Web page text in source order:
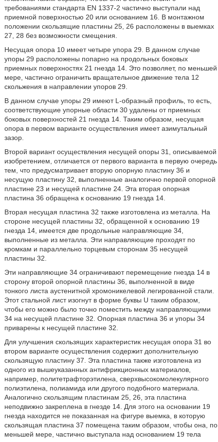
требованиями стандарта EN 1337-2 частично выступали над
приемной поверхностью 20 или основанием 16. В монтажном
положении скользящие пластины 25, 26 расположены в выемках
27, 28 без возможности смещения.
Несущая опора 10 имеет четыре упора 29. В данном случае
упоры 29 расположены попарно на продольных боковых
приемных поверхностях 21 гнезда 14. Это позволяет, по меньшей
мере, частично ограничить вращательное движение тела 12
скольжения в направлении упоров 29.
В данном случае упоры 29 имеют L-образный профиль, то есть,
соответствующие упорные области 30 удалены от приемных
боковых поверхностей 21 гнезда 14. Таким образом, несущая
опора в первом варианте осуществления имеет азимутальный
зазор.
Второй вариант осуществления несущей опоры 31, описываемой
изобретением, отличается от первого варианта в первую очередь
тем, что предусматривает вторую опорную пластину 36 и
несущую пластину 32, выполненные аналогично первой опорной
пластине 23 и несущей пластине 24. Эта вторая опорная
пластина 36 обращена к основанию 19 гнезда 14.
Вторая несущая пластина 32 также изготовлена из металла. На
стороне несущей пластины 32, обращенной к основанию 19
гнезда 14, имеется две продольные направляющие 34,
выполненные из металла. Эти направляющие проходят по
кромкам и параллельно торцевым сторонам 35 несущей
пластины 32.
Эти направляющие 34 ограничивают перемещение гнезда 14 в
сторону второй опорной пластины 36, выполненной в виде
тонкого листа аустенитной хромоникелевой легированной стали.
Этот стальной лист изогнут в форме буквы U таким образом,
чтобы его можно было точно поместить между направляющими
34 на несущей пластине 32. Опорная пластина 36 и упоры 34
приварены к несущей пластине 32.
Для улучшения скользящих характеристик несущая опора 31 во
втором варианте осуществления содержит дополнительную
скользящую пластину 37. Эта пластина также изготовлена из
одного из вышеуказанных антифрикционных материалов,
например, политетрафторэтилена, сверхвысокомолекулярного
полиэтилена, полиамида или другого подобного материала.
Аналогично скользящим пластинам 25, 26, эта пластина
неподвижно закреплена в гнезде 14. Для этого на основании 19
гнезда находится не показанная на фигуре выемка, в которую
скользящая пластина 37 помещена таким образом, чтобы она, по
меньшей мере, частично выступала над основанием 19 тела